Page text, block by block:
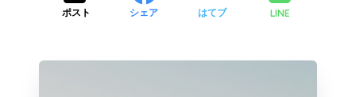
ポスト シェア はてブ LINE